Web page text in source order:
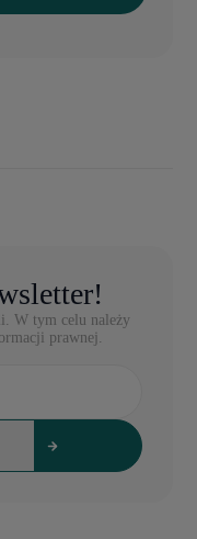
W tym celu należy
prawnej.